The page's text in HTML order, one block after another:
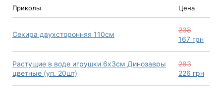
Приколы Цена
Секира двухсторонняя 110см
238
167 грн
Растущие в воде игрушки 6х3см Динозавры
цветные (уп. 20шт)
283
226 грн